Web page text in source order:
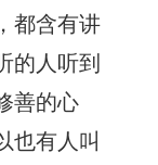
都含有讲
的人听到
善的心
也有人叫